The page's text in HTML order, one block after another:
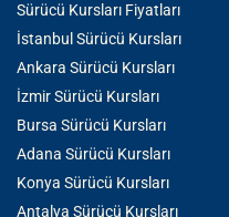
Sürücü Kursları Fiyatları
İstanbul Sürücü Kursları
Ankara Sürücü Kursları
İzmir Sürücü Kursları
Bursa Sürücü Kursları
Adana Sürücü Kursları
Konya Sürücü Kursları
Antalya Sürücü Kursları